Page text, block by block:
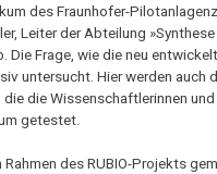
des Fraunhofer-
Leiter der Abteilung
Die Frage, wie die neu
untersucht. Hier werden
die Wissenschaftlerinnen
getestet.
des RUBIO-Projekts